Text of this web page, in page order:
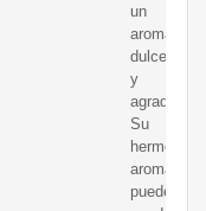
un
aroma
dulce
y
agradable.
Su
hermoso
aroma
puede